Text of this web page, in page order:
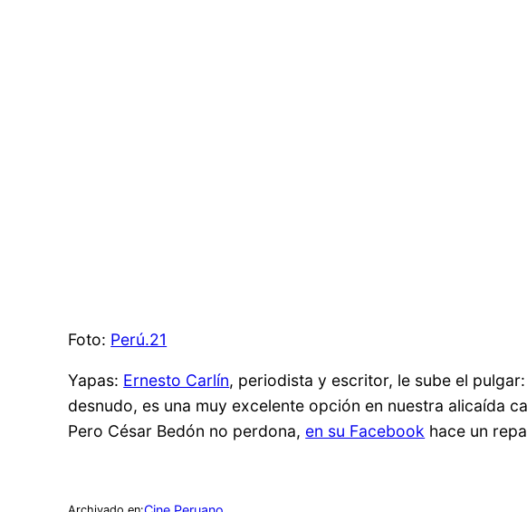
Foto: Perú.21
Yapas: Ernesto Carlín, periodista y escritor, le sube el
desnudo, es una muy excelente opción en nuestra alicaída
Pero César Bedón no perdona, en su Facebook hace un